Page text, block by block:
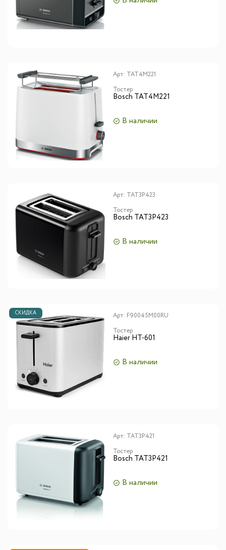
Арт: TAT4M221
Тостер
Bosch TAT4M221
В наличии
Арт: TAT3P423
Тостер
Bosch TAT3P423
В наличии
СКИДКА Арт: F90045M00RU
Тостер
Haier HT-601
В наличии
Арт: TAT3P421
Тостер
Bosch TAT3P421
В наличии